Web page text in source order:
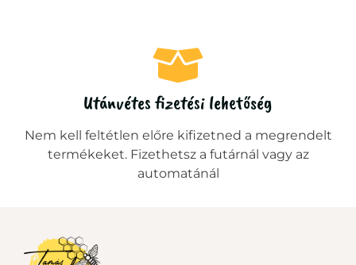
Utánvétes fizetési lehetőség
Nem kell feltétlen előre kifizetned a megrendelt
termékeket. Fizethetsz a futárnál vagy az
automatánál